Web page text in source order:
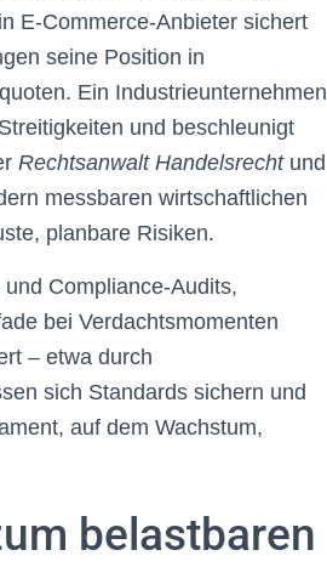
E-Commerce-Anbieter sichert
seine Position in
Ein Industrieunternehmen
und beschleunigt
Rechtsanwalt Handelsrechtund
messbaren wirtschaftlichen
planbare Risiken.
Compliance-Audits,
bei Verdachtsmomenten
– etwa durch
sich Standards sichern und
auf dem Wachstum,
belastbaren